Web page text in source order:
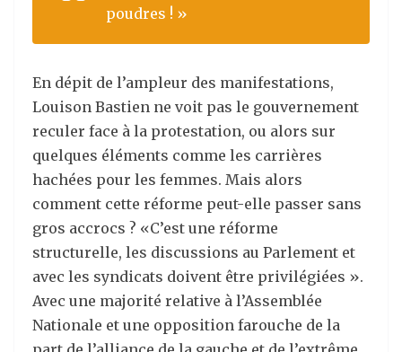
poudres ! »
En dépit de l’ampleur des manifestations,
Louison Bastien ne voit pas le gouvernement
reculer face à la protestation, ou alors sur
quelques éléments comme les carrières
hachées pour les femmes. Mais alors
comment cette réforme peut-elle passer sans
gros accrocs ? «C’est une réforme
structurelle, les discussions au Parlement et
avec les syndicats doivent être privilégiées ».
Avec une majorité relative à l’Assemblée
Nationale et une opposition farouche de la